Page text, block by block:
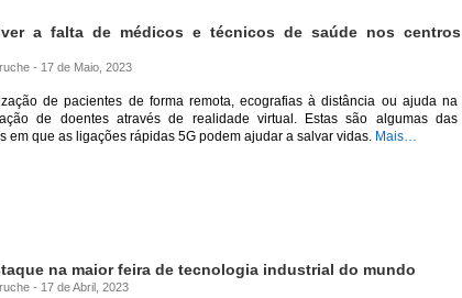
a falta de médicos e técnicos de saúde nos centros
- 17 de Maio, 2023
de pacientes de forma remota, ecografias à distância ou ajuda na
de doentes através de realidade virtual. Estas são algumas das
em que as ligações rápidas 5G podem ajudar a salvar vidas. Mais…
na maior feira de tecnologia industrial do mundo
- 17 de Abril, 2023